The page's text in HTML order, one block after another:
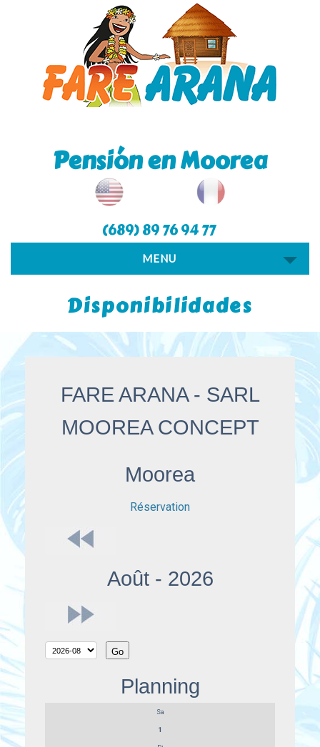
Pensión en Moorea
(689) 89 76 94 77
MENU
Disponibilidades